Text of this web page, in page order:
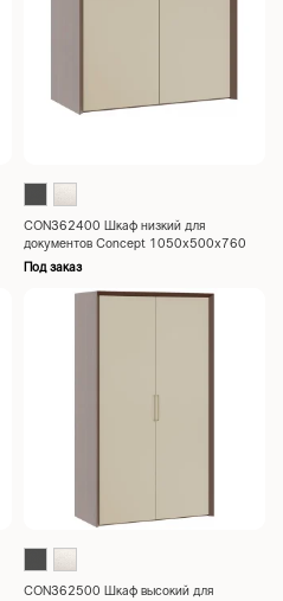
CON362400 Шкаф низкий для
документов Concept 1050x500x760
Под заказ
CON362500 Шкаф высокий для